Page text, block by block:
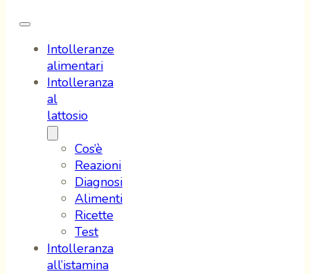
Intolleranze
alimentari
Intolleranza
al
lattosio
Cos’è
Reazioni
Diagnosi
Alimenti
Ricette
Test
Intolleranza
all’istamina